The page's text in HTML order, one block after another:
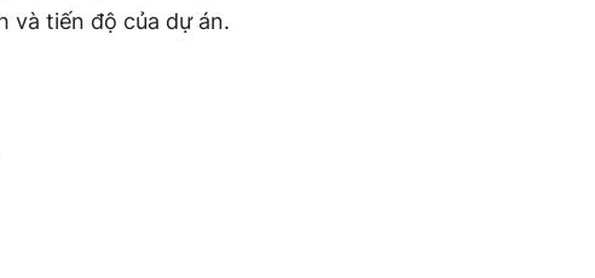
và tiến độ của dự án.